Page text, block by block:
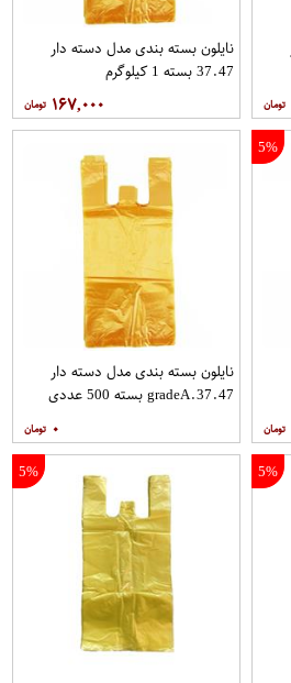
نایلون بسته بندی مدل دسته دار
37.47 بسته 1 کیلوگرم
۱۶۷,۰۰۰
5%
نایلون بسته بندی مدل دسته دار
gradeA.37.47 بسته 500 عددی
۰
5%
5%